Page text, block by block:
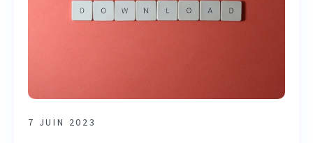
7 JUIN 2023